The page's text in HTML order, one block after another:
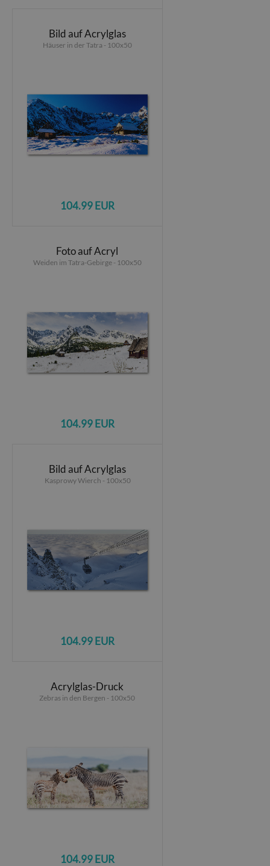
Bild auf Acrylglas
Häuser in der Tatra - 100x50
104.99 EUR
Foto auf Acryl
Weiden im Tatra-Gebirge - 100x50
104.99 EUR
Bild auf Acrylglas
Kasprowy Wierch - 100x50
104.99 EUR
Acrylglas-Druck
Zebras in den Bergen - 100x50
104.99 EUR